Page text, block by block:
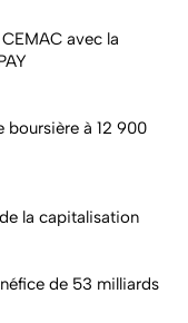
avec la
boursière à 12 900
la capitalisation
de 53 milliards